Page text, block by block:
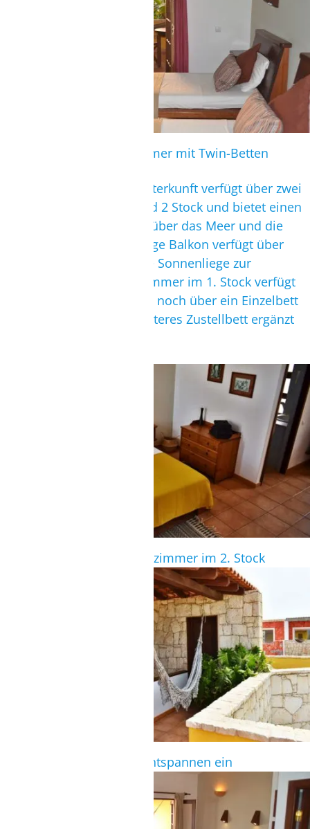
Zimmerübersicht der Zimmer mit Twin-Betten
Die Unterkunft verfügt über zwei
Superior Zimmer im 1. und 2 Stock und bietet einen
herrlichen 180 Grad-Blick über das Meer und die
Stadt Sal Rei. Der geräumige Balkon verfügt über
eine Hängematte und eine Sonnenliege zur
Erholung. Das Superior Zimmer im 1. Stock verfügt
zusätzlich zum Doppelbett noch über ein Einzelbett
und es kann durch ein weiteres Zustellbett ergänzt
Zimmerübersicht Superiorzimmer im 2. Stock
Großer Balkon lädt zum Entspannen ein